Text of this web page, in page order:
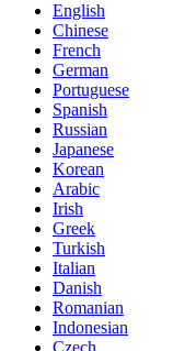
English
Chinese
French
German
Portuguese
Spanish
Russian
Japanese
Korean
Arabic
Irish
Greek
Turkish
Italian
Danish
Romanian
Indonesian